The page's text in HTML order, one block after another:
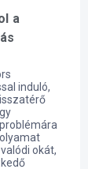
a
induló,
okát,